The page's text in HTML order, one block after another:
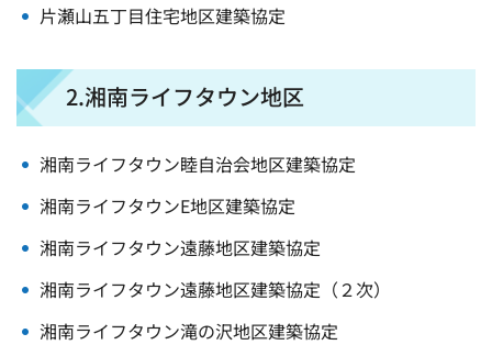
片瀬山五丁目住宅地区建築協定
2.湘南ライフタウン地区
湘南ライフタウン睦自治会地区建築協定
湘南ライフタウンE地区建築協定
湘南ライフタウン遠藤地区建築協定
湘南ライフタウン遠藤地区建築協定（２次）
湘南ライフタウン滝の沢地区建築協定